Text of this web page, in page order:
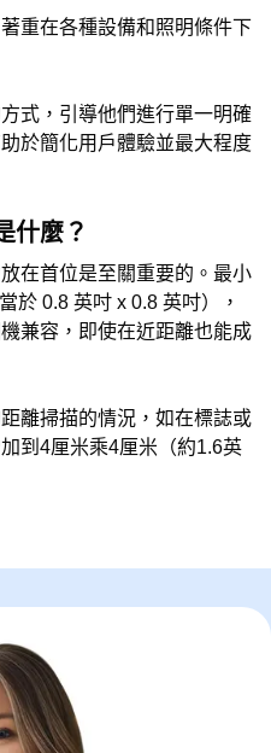
重在各種設備和照明條件下
式，引導他們進行單一明確
於簡化用戶體驗並最大程度
什麼？
在首位是至關重要的。最小
於 0.8 英吋 x 0.8 英吋），
兼容，即使在近距離也能成
離掃描的情況，如在標誌或
到4厘米乘4厘米（約1.6英